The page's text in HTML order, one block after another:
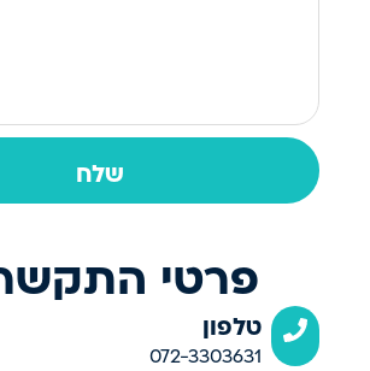
שלח
פרטי
טלפון
072-3303631